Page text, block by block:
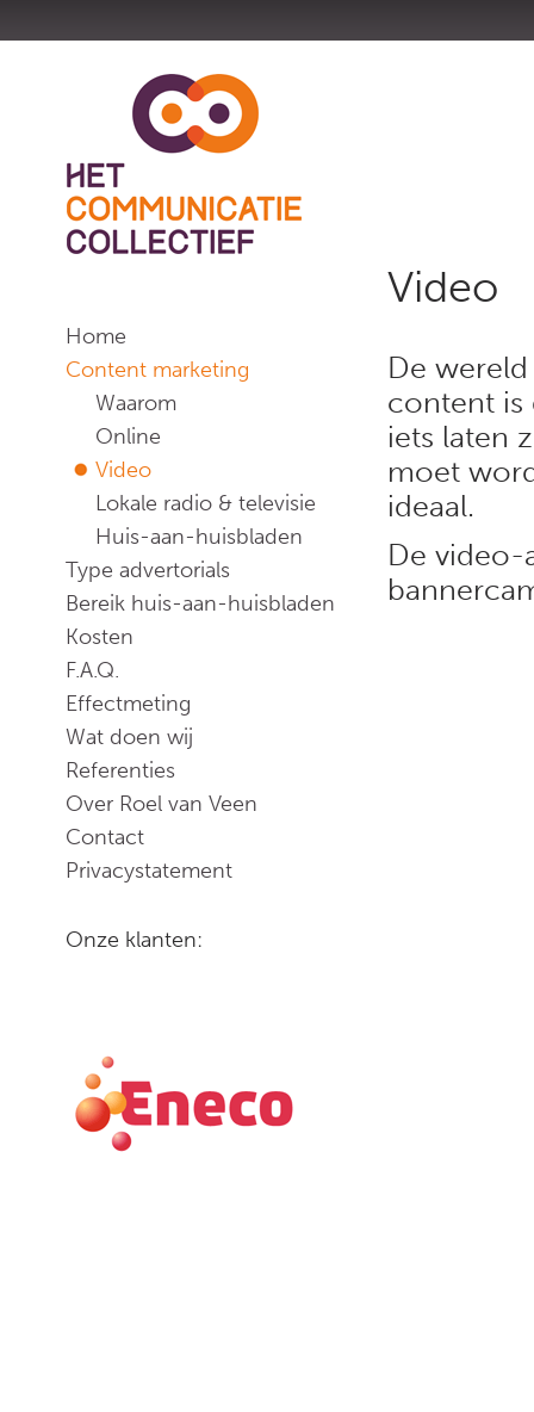
Home
Content marketing
Waarom
Online
Video
Lokale radio & televisie
Huis-aan-huisbladen
Type advertorials
Bereik huis-aan-huisbladen
Kosten
F.A.Q.
Effectmeting
Wat doen wij
Referenties
Over Roel van Veen
Contact
Privacystatement
Onze klanten:
Video
De
content is
iets laten
moet
ideaal.
De video-